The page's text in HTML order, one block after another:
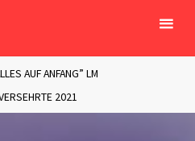
AUF ANFANG” LM
2021